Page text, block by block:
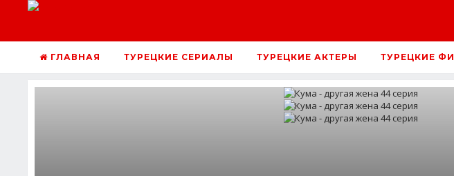
ГЛАВНАЯ ТУРЕЦКИЕ СЕРИАЛЫ ТУРЕЦКИЕ АКТЕРЫ ТУРЕЦКИЕ